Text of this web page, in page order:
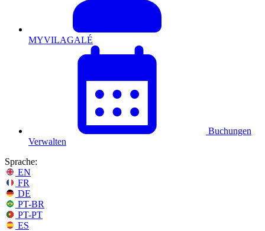
MYVILAGALÉ
Buchungen
Verwalten
Sprache:
EN
FR
DE
PT-BR
PT-PT
ES